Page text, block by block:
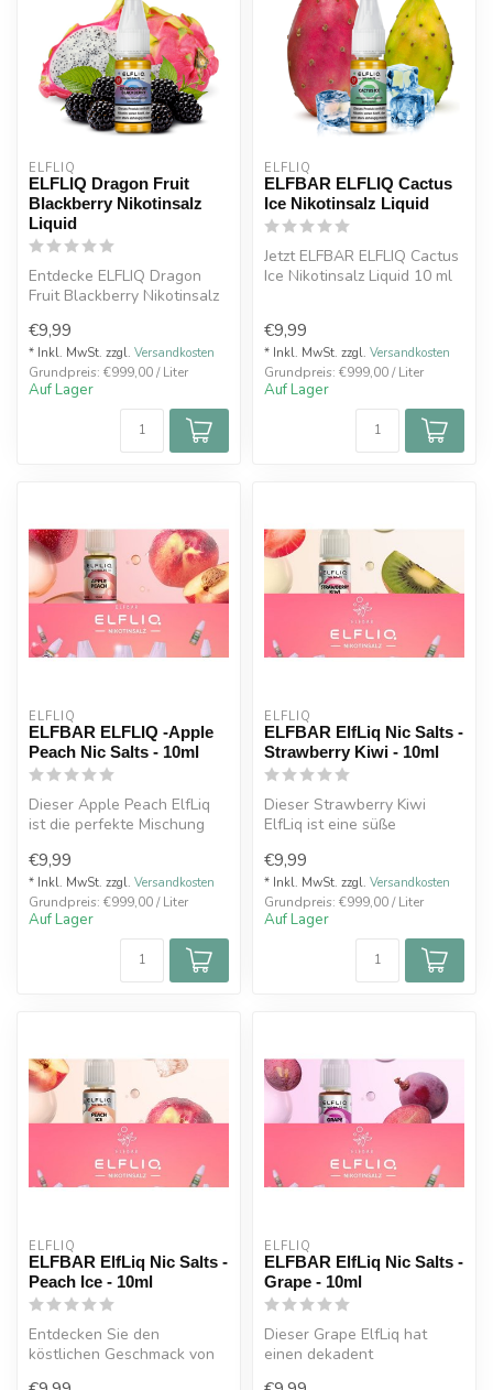
ELFLIQ
ELFLIQ Dragon Fruit
Blackberry Nikotinsalz
Liquid
Entdecke ELFLIQ Dragon
Fruit Blackberry Nikotinsalz
Dra...
€9,99
* Inkl. MwSt. zzgl. Versandkosten
Grundpreis: €999,00 / Liter
Auf Lager
ELFLIQ
ELFBAR ELFLIQ Cactus
Ice Nikotinsalz Liquid
Jetzt ELFBAR ELFLIQ Cactus
Ice Nikotinsalz Liquid 10 ml
€9,99
* Inkl. MwSt. zzgl. Versandkosten
Grundpreis: €999,00 / Liter
Auf Lager
ELFLIQ
ELFBAR ELFLIQ -Apple
Peach Nic Salts - 10ml
Dieser Apple Peach ElfLiq
ist die perfekte Mischung
zartem P...
€9,99
* Inkl. MwSt. zzgl. Versandkosten
Grundpreis: €999,00 / Liter
Auf Lager
ELFLIQ
ELFBAR ElfLiq Nic Salts -
Strawberry Kiwi - 10ml
Dieser Strawberry Kiwi
ElfLiq ist eine süße
Erdbeeren und ...
€9,99
* Inkl. MwSt. zzgl. Versandkosten
Grundpreis: €999,00 / Liter
Auf Lager
ELFLIQ
ELFBAR ElfLiq Nic Salts -
Peach Ice - 10ml
Entdecken Sie den
köstlichen Geschmack von
ELFLIQ
ELFBAR ElfLiq Nic Salts -
Grape - 10ml
Dieser Grape ElfLiq hat
einen dekadent